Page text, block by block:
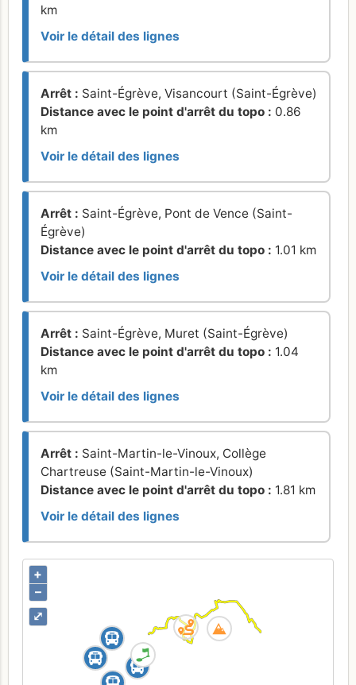
km
Voir le détail des lignes
Arrêt : Saint-Égrève, Visancourt (Saint-Égrève)
Distance avec le point d'arrêt du topo : 0.86
km
Voir le détail des lignes
Arrêt : Saint-Égrève, Pont de Vence (Saint-
Égrève)
Distance avec le point d'arrêt du topo : 1.01 km
Voir le détail des lignes
Arrêt : Saint-Égrève, Muret (Saint-Égrève)
Distance avec le point d'arrêt du topo : 1.04
km
Voir le détail des lignes
Arrêt : Saint-Martin-le-Vinoux, Collège
Chartreuse (Saint-Martin-le-Vinoux)
Distance avec le point d'arrêt du topo : 1.81 km
Voir le détail des lignes
⤢
+
–